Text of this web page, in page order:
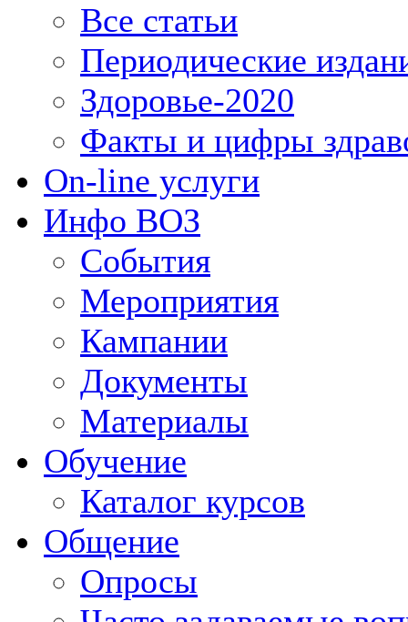
Все статьи
Периодические
Здоровье-2020
Факты и цифры
On-line услуги
Инфо ВОЗ
События
Мероприятия
Кампании
Документы
Материалы
Обучение
Каталог курсов
Общение
Опросы